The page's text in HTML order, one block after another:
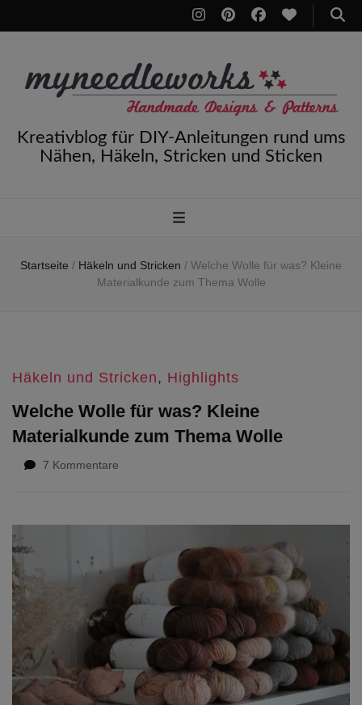
Kreativblog für DIY-Anleitungen rund ums
Nähen, Häkeln, Stricken und Sticken
Startseite / Häkeln und Stricken / Welche Wolle für was? Kleine
Materialkunde zum Thema Wolle
Häkeln und Stricken, Highlights
Welche Wolle für was? Kleine
Materialkunde zum Thema Wolle
7 Kommentare
Materialkunde
zum
Thema
Wolle